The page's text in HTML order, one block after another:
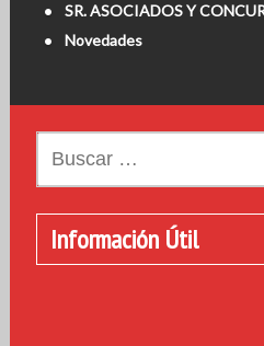
SR. ASOCIADOS Y
Novedades
Información Útil